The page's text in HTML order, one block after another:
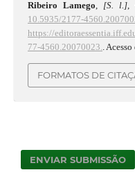
Ribeiro Lamego, [S. l.],
10.5935/2177-
https://
77-4560.20070023..
FORMATOS DE
ENVIAR SUBMISSÃO